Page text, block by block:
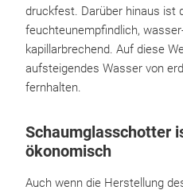
druckfest. Darüber hinaus ist
feuchteunempfindlich,
kapillarbrechend. Auf diese
aufsteigendes Wasser von
fernhalten.
Schaumglasschotter
ökonomisch
Auch wenn die Herstellung